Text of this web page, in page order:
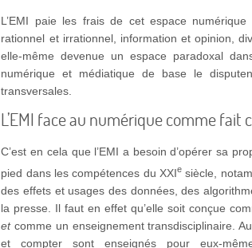
L’EMI paie les frais de cet espace numérique
rationnel et irrationnel, information et opinion,
elle-même devenue un espace paradoxal
numérique et médiatique de base le
transversales.
L’EMI face au numérique comme
C’est en cela que l’EMI a besoin d’opérer sa
pied dans les compétences du XXIe siècle,
des effets et usages des données, des
la presse. Il faut en effet qu’elle soit conçue
etcomme un enseignement transdisciplinaire.
et compter sont enseignés pour eux-